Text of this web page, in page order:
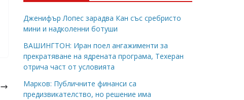
Дженифър Лопес зарадва Кан със сребристо
мини и надколенни ботуши
ВАШИНГТОН: Иран поел ангажименти за
прекратяване на ядрената програма, Техеран
отрича част от условията
Марков: Публичните финанси са
предизвикателство, но решение има